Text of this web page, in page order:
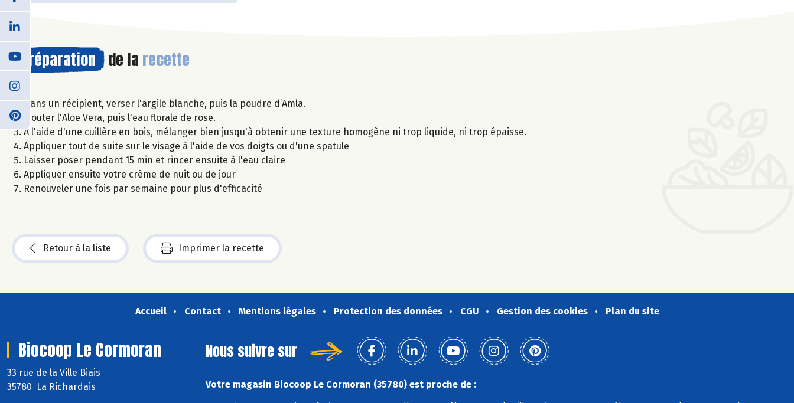
Préparation de la recette
Dans un récipient, verser l'argile blanche, puis la poudre d’Amla.
Ajouter l'Aloe Vera, puis l'eau florale de rose.
A l'aide d'une cuillère en bois, mélanger bien jusqu'à obtenir une texture homogène ni trop liquide, ni trop épaisse.
Appliquer tout de suite sur le visage à l'aide de vos doigts ou d'une spatule
Laisser poser pendant 15 min et rincer ensuite à l'eau claire
Appliquer ensuite votre crème de nuit ou de jour
Renouveler une fois par semaine pour plus d'efficacité
Retour à la liste Imprimer la recette
Accueil Contact Mentions légales Protection des données CGU Gestion des cookies Plan du site
Biocoop Le Cormoran
33 rue de la Ville Biais
35780 La Richardais
Nous suivre sur
Votre magasin Biocoop Le Cormoran (35780) est proche de :